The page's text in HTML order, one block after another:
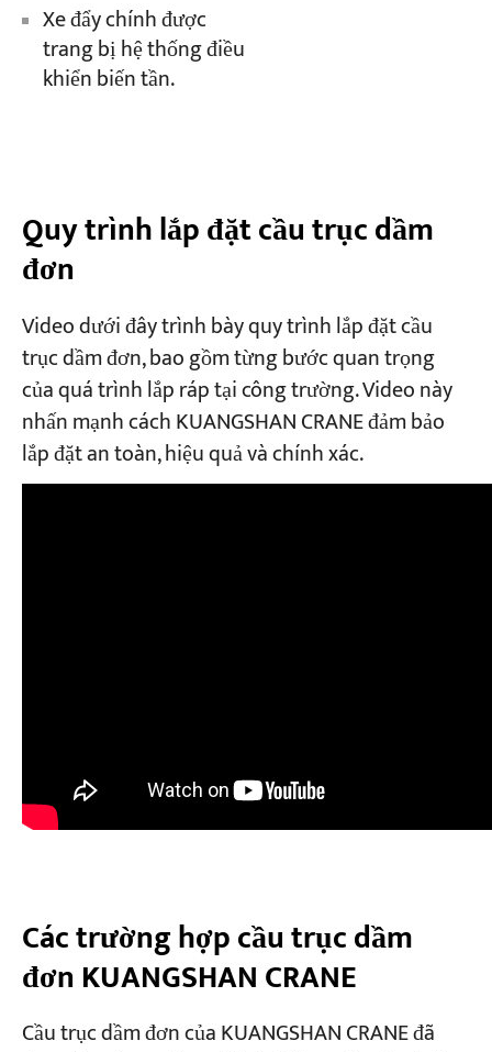
Xe đẩy chính được
trang bị hệ thống điều
khiển biến tần.
Quy trình lắp đặt cầu trục dầm
đơn
Video dưới đây trình bày quy trình lắp đặt cầu
trục dầm đơn, bao gồm từng bước quan trọng
của quá trình lắp ráp tại công trường. Video này
nhấn mạnh cách KUANGSHAN CRANE đảm bảo
lắp đặt an toàn, hiệu quả và chính xác.
Các trường hợp cầu trục dầm
đơn KUANGSHAN CRANE
Cầu trục dầm đơn của KUANGSHAN CRANE đã